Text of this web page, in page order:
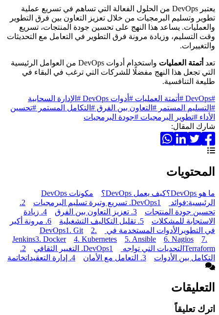
يعتبر DevOps من الحلول الفعالة التي تساهم في تسريع عملية
تطوير وتسليم البرمجيات من خلال تعزيز التعاون بين فرق التطوير
والعمليات. يساعد هذا النهج على تحسين جودة المنتجات، تسريع
وقت التسليم، وزيادة مرونة فرق التطوير في التعامل مع التحديثات
والتغييرات.
تعد أتمتة العمليات
واستخدام أدوات DevOps من العوامل الرئيسية
التي تجعل هذا النهج مفضلًا للشركات التي ترغب في البقاء في
طليعة التنافسية.
#DevOps #أتمتة العمليات #أدوات DevOps
#الإدارة السحابية
#التسليم المستمر #التعاون بين الفرق #التكامل المستمر #تحسين
الأداء #تطوير البرمجيات #جودة البرمجيات
شارك المقال:
المحتويات
ما هو DevOps؟ كيف يعمل DevOps؟
مكونات DevOps
الرئيسية:فوائد DevOps 1. تسريع وتيرة تسليم البرمجيات
2.
تحسين جودة المنتجات
3. تعزيز التعاون بين الفرق
4. زيادة
الاستجابة للمشكلات
5. تقليل التكاليف التشغيلية
6. مرونة أكبر
في التطوير الأدوات المستخدمة في DevOps 1. Git
2.
Jenkins3. Docker 4. Kubernetes 5. Ansible 6. Nagios
7.
Terraform التحديات التي تواجه DevOps 1. التغيير الثقافي
2.
التكامل بين الأدوات
3. التعامل مع الأمان 4. إدارة التعقيدات خاتمة
التعليقات
اترك تعليقاً